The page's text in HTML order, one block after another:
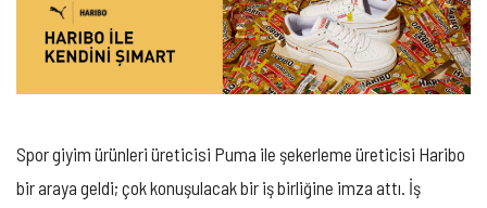
Spor giyim ürünleri üreticisi Puma ile şekerleme üreticisi Haribo
bir araya geldi; çok konuşulacak bir iş birliğine imza attı. İş